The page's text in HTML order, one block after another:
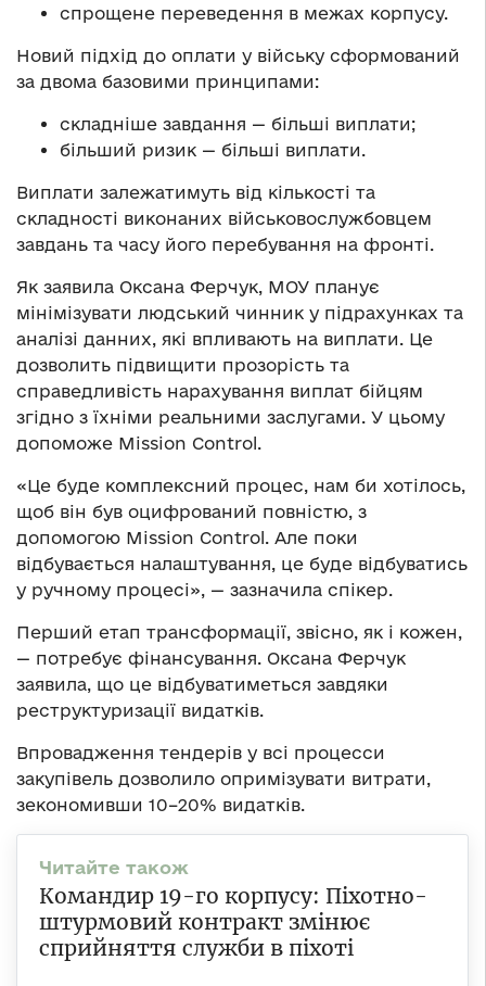
спрощене переведення в межах корпусу.
Новий підхід до оплати у війську сформований
за двома базовими принципами:
складніше завдання — більші виплати;
більший ризик — більші виплати.
Виплати залежатимуть від кількості та
складності виконаних військовослужбовцем
завдань та часу його перебування на фронті.
Як заявила Оксана Ферчук, МОУ планує
мінімізувати людський чинник у підрахунках та
аналізі данних, які впливають на виплати. Це
дозволить підвищити прозорість та
справедливість нарахування виплат бійцям
згідно з їхніми реальними заслугами. У цьому
допоможе Mission Control.
«Це буде комплексний процес, нам би хотілось,
щоб він був оцифрований повністю, з
допомогою Mission Control. Але поки
відбувається налаштування, це буде відбуватись
у ручному процесі», — зазначила спікер.
Перший етап трансформації, звісно, як і кожен,
— потребує фінансування. Оксана Ферчук
заявила, що це відбуватиметься завдяки
реструктуризації видатків.
Впровадження тендерів у всі процесси
закупівель дозволило опримізувати витрати,
зекономивши 10–20% видатків.
Командир 19-го корпусу: Піхотно-
штурмовий контракт змінює
сприйняття служби в піхоті